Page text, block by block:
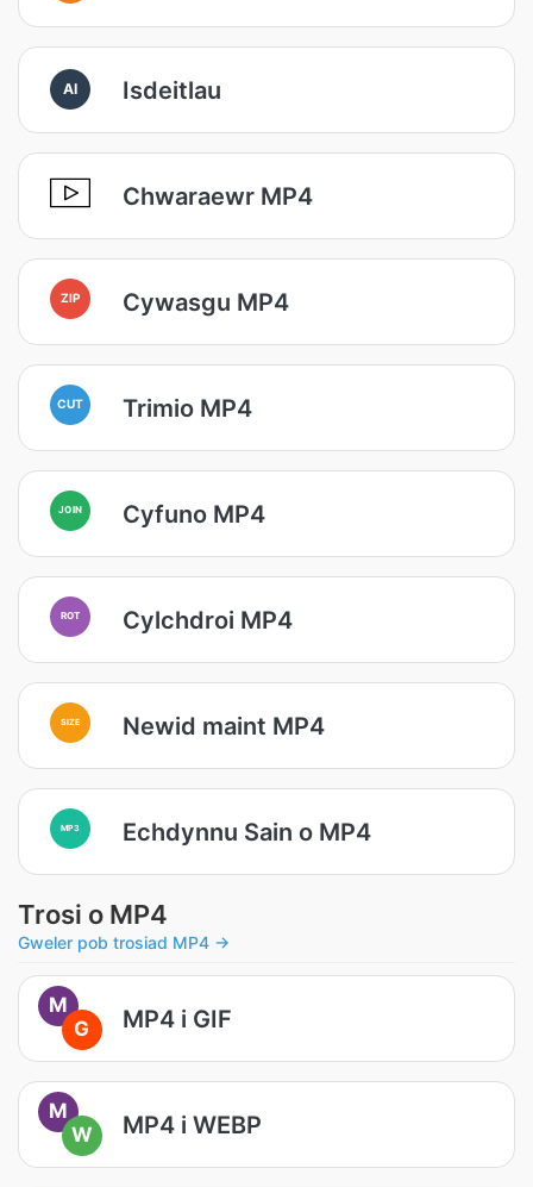
AI Isdeitlau
Chwaraewr MP4
ZIP Cywasgu MP4
CUT Trimio MP4
JOIN Cyfuno MP4
ROT Cylchdroi MP4
SIZE Newid maint MP4
MP3 Echdynnu Sain o MP4
Trosi o MP4
Gweler pob trosiad MP4 →
M
G
MP4 i GIF
M
W
MP4 i WEBP